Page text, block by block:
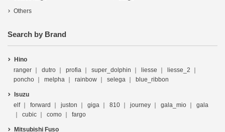
Others
Search by Brand
Hino
ranger
dutro profia super_dolphin liesse
liesse_2
poncho
melpha rainbow selega blue_ribbon
Isuzu
elf
forward juston giga 810 journey gala_mio
gala
cubic
como fargo
Mitsubishi Fuso